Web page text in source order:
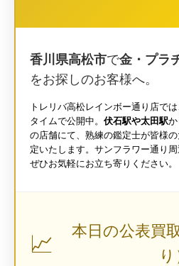
香川県高松市で金・プラ
をお探しのお客様へ。
トレリバ高松レインボー通り店で
タイムで公開中。 伏石駅や太田駅
の店舗にて、熟練の鑑定士が皆様
定いたします。サンフラワー通り周
ぜひお気軽にお立ち寄りください。
📈
本日の公表買
り